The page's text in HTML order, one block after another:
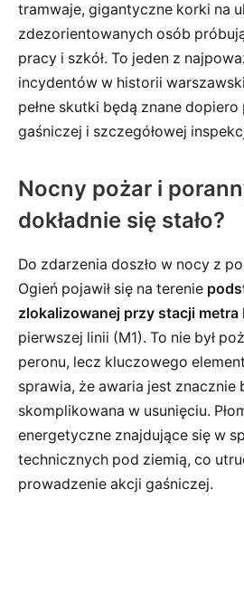
tramwaje, gigantyczne korki na
zdezorientowanych osób
pracy i szkół. To jeden z
incydentów w historii
pełne skutki będą znane
gaśniczej i szczegółowej
Nocny pożar i
dokładnie się stało?
Do zdarzenia doszło w nocy z
Ogień pojawił się na terenie
zlokalizowanej przy stacji metra
pierwszej linii (M1). To nie był
peronu, lecz kluczowego
sprawia, że awaria jest znacznie
skomplikowana w usunięciu.
energetyczne znajdujące się w
technicznych pod ziemią, co
prowadzenie akcji gaśniczej.